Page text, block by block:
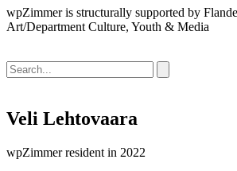
wpZimmer is structurally supported by
Art/Department Culture, Youth & Media
Veli Lehtovaara
wpZimmer resident in 2022